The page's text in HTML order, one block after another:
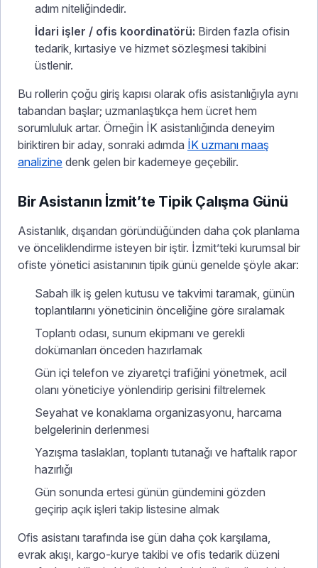
adım niteliğindedir.
İdari işler / ofis koordinatörü: Birden fazla ofisin
tedarik, kırtasiye ve hizmet sözleşmesi takibini
üstlenir.
Bu rollerin çoğu giriş kapısı olarak ofis asistanlığıyla aynı
tabandan başlar; uzmanlaştıkça hem ücret hem
sorumluluk artar. Örneğin İK asistanlığında deneyim
biriktiren bir aday, sonraki adımda İK uzmanı maaş
analizine denk gelen bir kademeye geçebilir.
Bir Asistanın İzmit’te Tipik Çalışma Günü
Asistanlık, dışarıdan göründüğünden daha çok planlama
ve önceliklendirme isteyen bir iştir. İzmit’teki kurumsal bir
ofiste yönetici asistanının tipik günü genelde şöyle akar:
Sabah ilk iş gelen kutusu ve takvimi taramak, günün
toplantılarını yöneticinin önceliğine göre sıralamak
Toplantı odası, sunum ekipmanı ve gerekli
dokümanları önceden hazırlamak
Gün içi telefon ve ziyaretçi trafiğini yönetmek, acil
olanı yöneticiye yönlendirip gerisini filtrelemek
Seyahat ve konaklama organizasyonu, harcama
belgelerinin derlenmesi
Yazışma taslakları, toplantı tutanağı ve haftalık rapor
hazırlığı
Gün sonunda ertesi günün gündemini gözden
geçirip açık işleri takip listesine almak
Ofis asistanı tarafında ise gün daha çok karşılama,
evrak akışı, kargo-kurye takibi ve ofis tedarik düzeni